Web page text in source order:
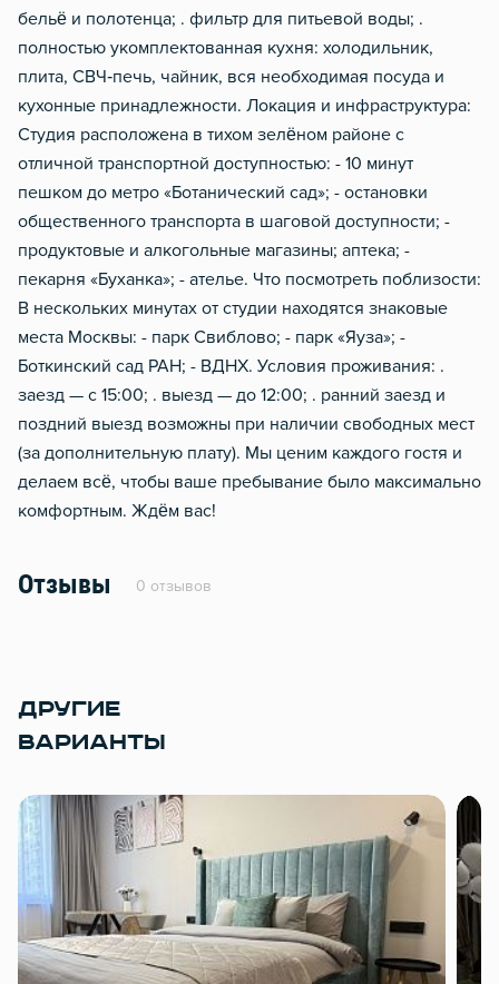
бельё и полотенца; . фильтр для питьевой воды; .
полностью укомплектованная кухня: холодильник,
плита, СВЧ‑печь, чайник, вся необходимая посуда и
кухонные принадлежности. Локация и инфраструктура:
Студия расположена в тихом зелёном районе с
отличной транспортной доступностью: - 10 минут
пешком до метро «Ботанический сад»; - остановки
общественного транспорта в шаговой доступности; -
продуктовые и алкогольные магазины; аптека; -
пекарня «Буханка»; - ателье. Что посмотреть поблизости:
В нескольких минутах от студии находятся знаковые
места Москвы: - парк Свиблово; - парк «Яуза»; -
Боткинский сад РАН; - ВДНХ. Условия проживания: .
заезд — с 15:00; . выезд — до 12:00; . ранний заезд и
поздний выезд возможны при наличии свободных мест
(за дополнительную плату). Мы ценим каждого гостя и
делаем всё, чтобы ваше пребывание было максимально
комфортным. Ждём вас!
Отзывы 0 отзывов
ДРУГИЕ
ВАРИАНТЫ